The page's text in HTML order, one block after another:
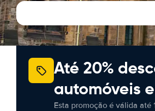
Até 20%
automóveis
Esta promoção é válida